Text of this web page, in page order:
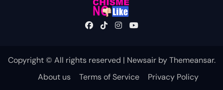
Copyright © All rights reserved | NewsairbyThemeansar.
About us
Terms of Service Privacy Policy